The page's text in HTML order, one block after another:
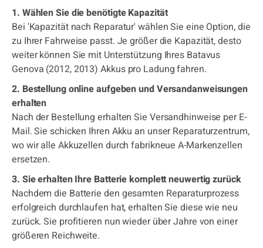
1. Wählen Sie die benötigte Kapazität
Bei 'Kapazität nach Reparatur' wählen Sie eine Option, die
zu Ihrer Fahrweise passt. Je größer die Kapazität, desto
weiter können Sie mit Unterstützung Ihres Batavus
Genova (2012, 2013) Akkus pro Ladung fahren.
2. Bestellung online aufgeben und Versandanweisungen
erhalten
Nach der Bestellung erhalten Sie Versandhinweise per E-
Mail. Sie schicken Ihren Akku an unser Reparaturzentrum,
wo wir alle Akkuzellen durch fabrikneue A-Markenzellen
ersetzen.
3. Sie erhalten Ihre Batterie komplett neuwertig zurück
Nachdem die Batterie den gesamten Reparaturprozess
erfolgreich durchlaufen hat, erhalten Sie diese wie neu
zurück. Sie profitieren nun wieder über Jahre von einer
größeren Reichweite.